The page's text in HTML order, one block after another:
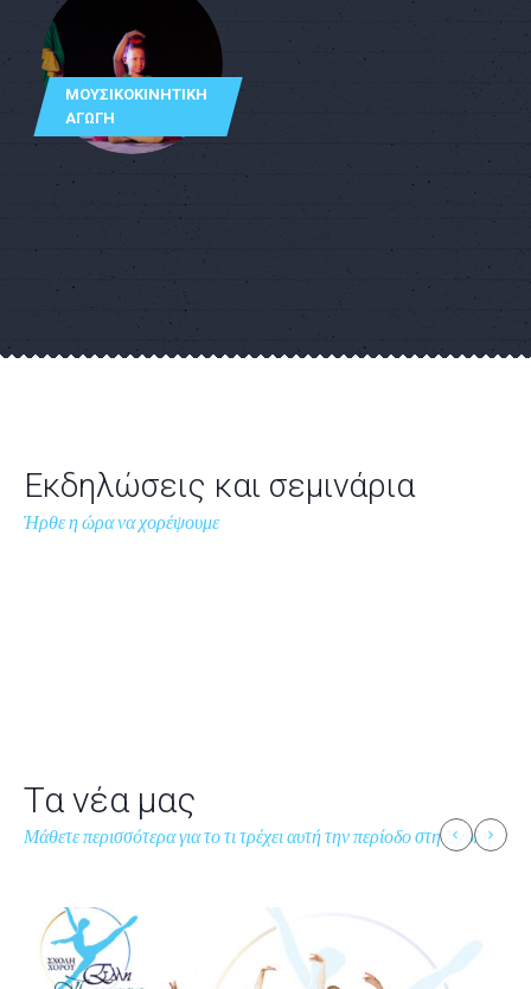
ΜΟΥΣΙΚΟΚΙΝΗΤΙΚΉ
ΑΓΩΓΉ
Εκδηλώσεις και σεμινάρια
Ήρθε η ώρα να χορέψουμε
Τα νέα μας
Μάθετε περισσότερα για το τι τρέχει αυτή την περίοδο στη Σχολή